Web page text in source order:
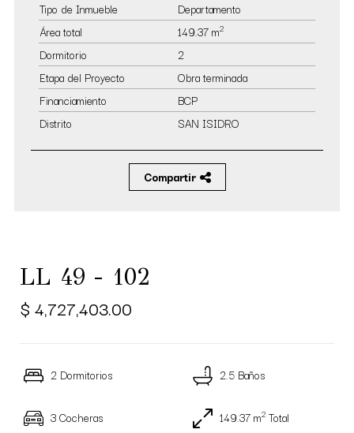
Tipo de Inmueble
Departamento
Área total
149.37 m2
Dormitorio
2
Etapa del Proyecto
Obra terminada
Financiamiento
BCP
Distrito
SAN ISIDRO
Compartir
LL 49 - 102
$ 4,727,403.00
2 Dormitorios 2.5 Baños
3 Cocheras 149.37 m2 Total